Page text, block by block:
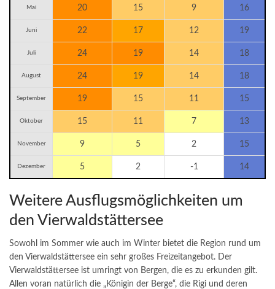
Mai 20 15 9 16
Juni 22 17 12 19
Juli 24 19 14 18
August 24 19 14 18
September 19 15 11 15
Oktober 15 11 7 13
November 9 5 2 15
Dezember 5 2 -1 14
Weitere Ausflugsmöglichkeiten um
den Vierwaldstättersee
Sowohl im Sommer wie auch im Winter bietet die Region rund um
den Vierwaldstättersee ein sehr großes Freizeitangebot. Der
Vierwaldstättersee ist umringt von Bergen, die es zu erkunden gilt.
Allen voran natürlich die „Königin der Berge“, die Rigi und deren